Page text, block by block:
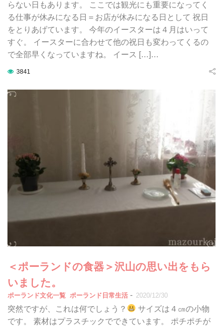
らない日もあります。 ここでは観光にも重要になってく
る仕事が休みになる日＝お店が休みになる日として 祝日
をとりあげています。 今年のイースターは４月はいって
すぐ。 イースターに合わせて他の祝日も変わってくるの
で全部早くなっていますね。 イース […]…
3841
＜ポーランドの食器＞沢山の思い出をもら
いました。
ポーランド文化一覧 ポーランド日常生活 - 2020/12/30
突然ですが、これは何でしょう？
サイズは４㎝の小物
です。 素材はプラスチックでできています。 ポチポチが